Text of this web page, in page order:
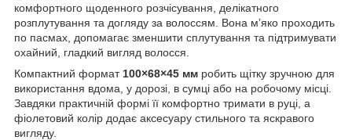
комфортного щоденного розчісування, делікатного
розплутування та догляду за волоссям. Вона м’яко проходить
по пасмах, допомагає зменшити сплутування та підтримувати
охайний, гладкий вигляд волосся.
Компактний формат 100×68×45 мм робить щітку зручною для
використання вдома, у дорозі, в сумці або на робочому місці.
Завдяки практичній формі її комфортно тримати в руці, а
фіолетовий колір додає аксесуару стильного та яскравого
вигляду.